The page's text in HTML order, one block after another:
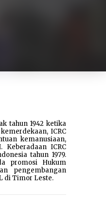
tahun 1942 ketika
ICRC
kemanusiaan,
Keberadaan ICRC
tahun 1979.
promosi Hukum
pengembangan
di Timor Leste.